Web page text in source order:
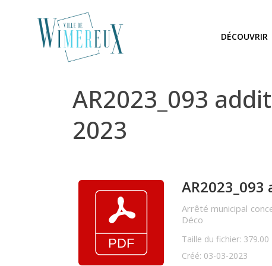
DÉCOUVRIR
AR2023_093
2023
AR2023_093
Arrêté municipal
Déco
Taille du fichier: 379.00
Créé: 03-03-2023